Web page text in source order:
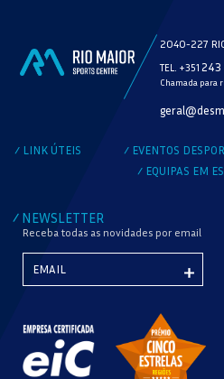
2040-227
TEL. +351
Chamada para
/ LINK ÚTEIS / EVENTOS
/ EQUIPAS EM
/ NEWSLETTER
Receba todas as novidades por email